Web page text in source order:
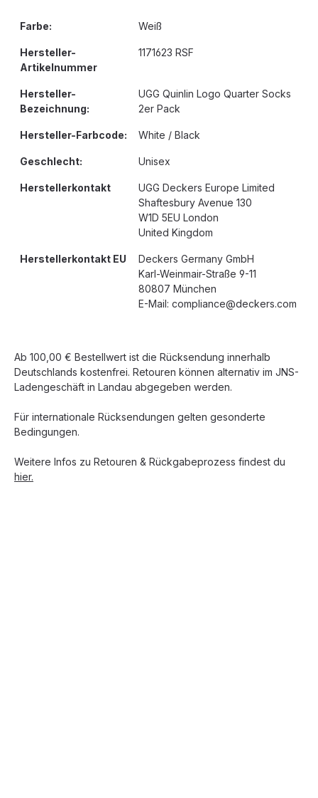
Farbe: Weiß
Hersteller-
Artikelnummer
1171623 RSF
Hersteller-
Bezeichnung:
UGG Quinlin Logo Quarter Socks
2er Pack
Hersteller-Farbcode: White / Black
Geschlecht: Unisex
Herstellerkontakt
UGG Deckers Europe Limited
Shaftesbury Avenue 130
W1D 5EU London
United Kingdom
Herstellerkontakt EU
Deckers Germany GmbH
Karl-Weinmair-Straße 9-11
80807 München
E-Mail: compliance@deckers.com
Ab 100,00 € Bestellwert ist die Rücksendung innerhalb
Deutschlands kostenfrei. Retouren können alternativ im JNS-
Ladengeschäft in Landau abgegeben werden.
Für internationale Rücksendungen gelten gesonderte
Bedingungen.
Weitere Infos zu Retouren & Rückgabeprozess findest du
hier.